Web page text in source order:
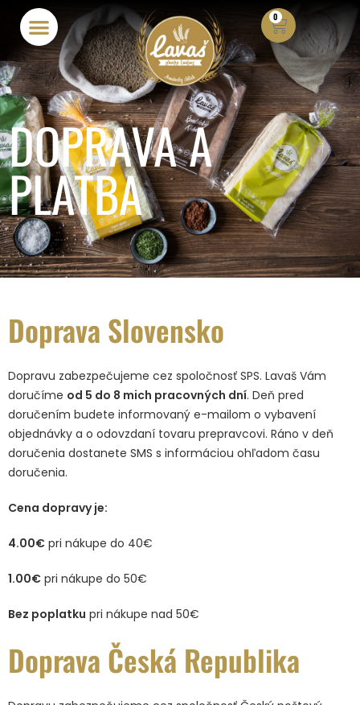
0
DOPRAVA A
PLATBA
Doprava Slovensko
Dopravu zabezpečujeme cez spoločnosť SPS. Lavaš Vám
doručíme od 5 do 8 mich pracovných dní. Deň pred
doručením budete informovaný e-mailom o vybavení
objednávky a o odovzdaní tovaru prepravcovi. Ráno v deň
doručenia dostanete SMS s informáciou ohľadom času
doručenia.
Cena dopravy je:
4.00€ pri nákupe do 40€
1.00€ pri nákupe do 50€
Bez poplatku pri nákupe nad 50€
Doprava Česká Republika